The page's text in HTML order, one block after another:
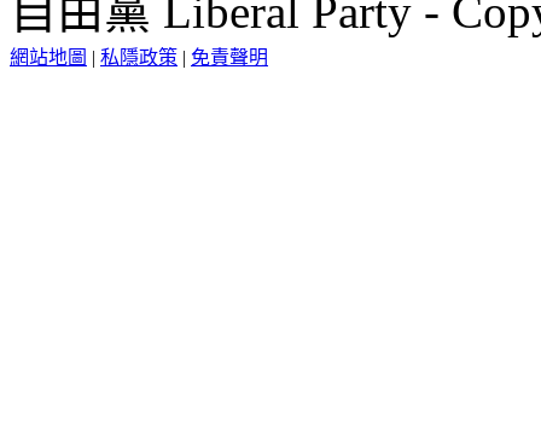
自由黨 Liberal Party -
網站地圖 | 私隱政策 | 免責聲明